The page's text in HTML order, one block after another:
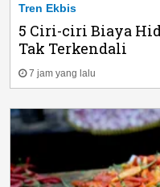
Tren Ekbis
5 Ciri-ciri Biaya
Tak Terkendali
7 jam yang lalu